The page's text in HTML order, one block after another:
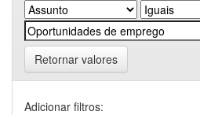
Retornar valores
Adicionar filtros: